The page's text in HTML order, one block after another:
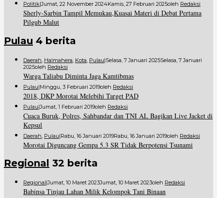
Politik|Jumat, 22 November 2024Kamis, 27 Februari 2025Oleh Redaksi
Sherly-Sarbin Tampil Memukau,Kuasai Materi di Debat Pertama
Pilgub Malut
Pulau 4 berita
Daerah Halmahera Kota Pulau|Selasa, 7 Januari 2025Selasa, 7 Januari
2025Oleh Redaksi
Warga Taliabu Diminta Jaga Kamtibmas
Pulau|Minggu, 3 Februari 2019Oleh Redaksi
2018, DKP Morotai Melebihi Target PAD
Pulau|Jumat, 1 Februari 2019Oleh Redaksi
Cuaca Buruk, Polres, Sahbandar dan TNI AL Bagikan Live Jacket di
Kepsul
Daerah Pulau|Rabu, 16 Januari 2019Rabu, 16 Januari 2019Oleh Redaksi
Morotai Diguncang Gempa 5.3 SR Tidak Berpotensi Tsunami
Regional 32 berita
Regional|Jumat, 10 Maret 2023Jumat, 10 Maret 2023Oleh Redaksi
Babinsa Tinjau Lahan Milik Kelompok Tani Binaan